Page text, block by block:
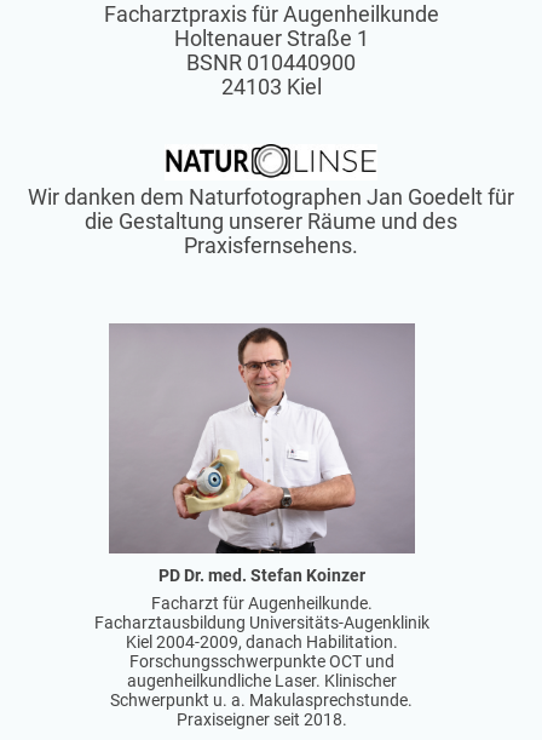
Facharztpraxis für Augenheilkunde
Holtenauer Straße 1
BSNR 010440900
24103 Kiel
Wir danken dem Naturfotographen Jan Goedelt für
die Gestaltung unserer Räume und des
Praxisfernsehens.
PD Dr. med. Stefan Koinzer
Facharzt für Augenheilkunde.
Facharztausbildung Universitäts-Augenklinik
Kiel 2004-2009, danach Habilitation.
Forschungsschwerpunkte OCT und
augenheilkundliche Laser. Klinischer
Schwerpunkt u. a. Makulasprechstunde.
Praxiseigner seit 2018.